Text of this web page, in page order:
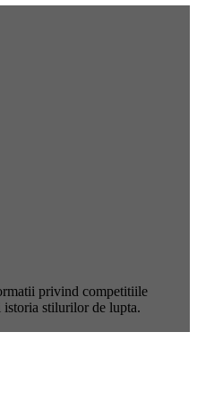
privind competitiile
istoria stilurilor de lupta.